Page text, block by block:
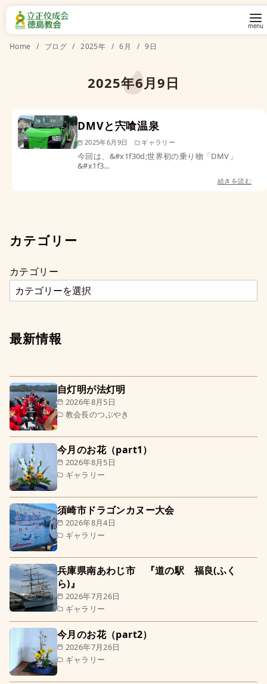
Home ブログ 2025年 6月 9日
2025年6月9日
DMVと宍喰温泉
2025年6月9日 ギャラリー
今回は、&#x1f30d;世界初の乗り物「DMV」
&#x1f3…
続きを読む
カテゴリー
カテゴリー
最新情報
2026年8月5日
教会長のつぶやき
自灯明が法灯明
2026年8月5日
ギャラリー
今月のお花（part1）
2026年8月4日
ギャラリー
須崎市ドラゴンカヌー大会
2026年7月26日
ギャラリー
兵庫県南あわじ市 『道の駅 福良(ふく
ら)』
2026年7月26日
ギャラリー
今月のお花（part2）